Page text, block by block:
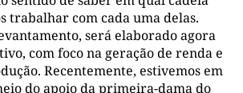
trabalhar com cada uma delas.
será elaborado agora
com foco na geração de renda e
Recentemente, estivemos em
do apoio da primeira-dama do